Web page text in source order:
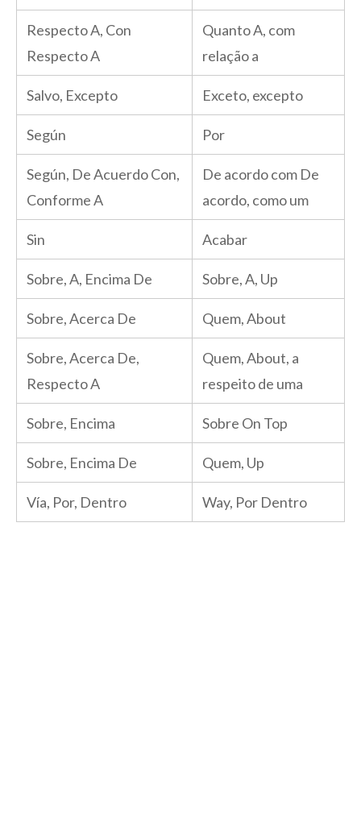
Respecto A, Con
Respecto A
Quanto A, com
relação a
Salvo, Excepto Exceto, excepto
Según Por
Según, De Acuerdo Con,
Conforme A
De acordo com De
acordo, como um
Sin Acabar
Sobre, A, Encima De Sobre, A, Up
Sobre, Acerca De Quem, About
Sobre, Acerca De,
Respecto A
Quem, About, a
respeito de uma
Sobre, Encima Sobre On Top
Sobre, Encima De Quem, Up
Vía, Por, Dentro Way, Por Dentro